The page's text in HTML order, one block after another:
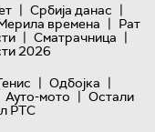
| Србија данас |
времена | Рат
| Сматрачница |
2026
| Одбојка |
Ауто-мото | Остали
РТС